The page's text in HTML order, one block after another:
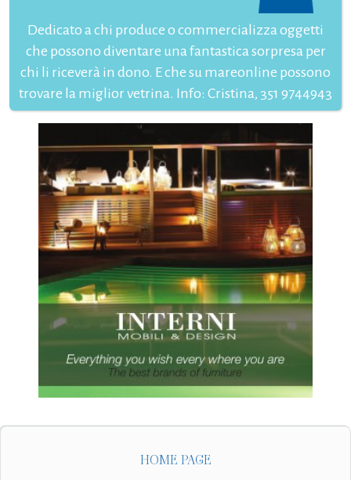
Dedicato a chi produce o commercializza oggetti
che possono diventare una fantastica sorpresa per
chi li riceverà in dono. E che su mareonline possono
trovare la miglior vetrina. Info: Cristina, 351 9744943
HOME PAGE